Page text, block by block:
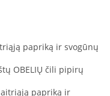
papriką ir svogūnų
OBELIŲ čili pipirų
papriką ir